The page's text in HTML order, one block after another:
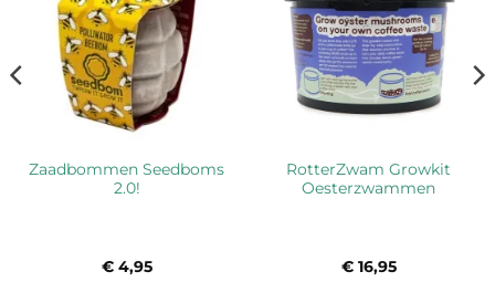
Zaadbommen Seedboms
2.0!
€4,95
RotterZwam Growkit
Oesterzwammen
€16,95